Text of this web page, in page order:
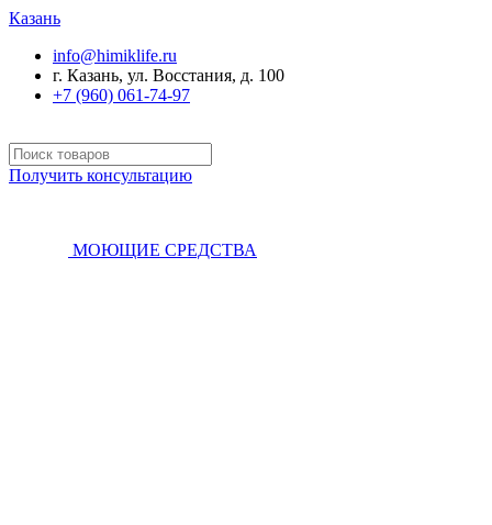
Казань
info@himiklife.ru
г. Казань, ул. Восстания, д. 100
+7 (960) 061-74-97
Получить консультацию
МОЮЩИЕ СРЕДСТВА